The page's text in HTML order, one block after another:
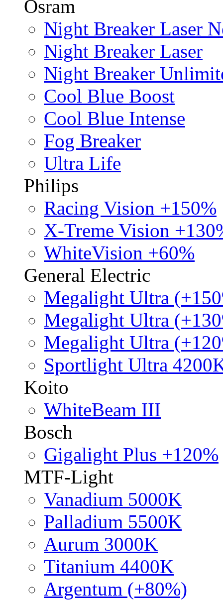
Osram
Night Breaker Laser
Night Breaker Laser
Night Breaker
Cool Blue Boost
Cool Blue Intense
Fog Breaker
Ultra Life
Philips
Racing Vision +150%
X-Treme Vision
WhiteVision +60%
General Electric
Megalight Ultra
Megalight Ultra
Megalight Ultra
Sportlight Ultra
Koito
WhiteBeam III
Bosch
Gigalight Plus +120%
MTF-Light
Vanadium 5000K
Palladium 5500K
Aurum 3000K
Titanium 4400K
Argentum (+80%)